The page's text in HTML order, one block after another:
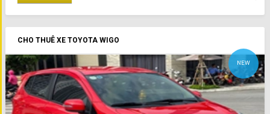
CHO THUÊ XE TOYOTA WIGO
NEW